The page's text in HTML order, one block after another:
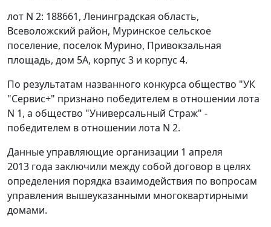
лот N 2: 188661, Ленинградская область,
Всеволожский район, Муринское сельское
поселение, поселок Мурино, Привокзальная
площадь, дом 5А, корпус 3 и корпус 4.
По результатам названного конкурса общество "УК
"Сервис+" признано победителем в отношении лота
N 1, а общество "Универсальный Страж" -
победителем в отношении лота N 2.
Данные управляющие организации 1 апреля
2013 года заключили между собой договор в целях
определения порядка взаимодействия по вопросам
управления вышеуказанными многоквартирными
домами.